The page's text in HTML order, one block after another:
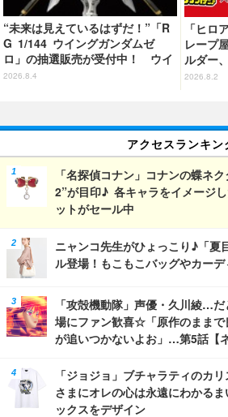
“未来は見えているはずだ！”「R
G 1/144 ウイングガンダムゼ
ロ」の抽選販売が受付中！ ウイ
ングバインダーにRGならではの
2026.8.4
「ヒロ
レープ
ルダー
限定グ
2026.8.2
アクセスランキン
「名探偵コナン」コナンの蝶ネ
2”が目印♪ 各キャラをイメージ
ットがセール中
ニャンコ先生がひょっこり♪「夏
ル登場！もこもこバッグやカー
「攻殻機動隊」声優・久川綾…
場にファン歓喜☆「原作のままで
が追いつかないよお」…第5話【
「ジョジョ」ブチャラティのカ
さまにオレの心は永遠にわかる
ックスをデザイン